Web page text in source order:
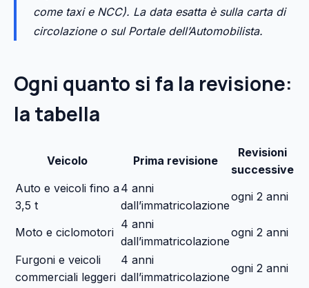
come taxi e NCC). La data esatta è sulla carta di
circolazione o sul Portale dell’Automobilista.
Ogni quanto si fa la revisione:
la tabella
Veicolo Prima revisione
Revisioni
successive
Auto e veicoli fino a
3,5 t
4 anni
dall’immatricolazione
ogni 2 anni
Moto e ciclomotori
4 anni
dall’immatricolazione
ogni 2 anni
Furgoni e veicoli
commerciali leggeri
4 anni
dall’immatricolazione
ogni 2 anni